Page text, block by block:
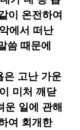
이 온전하여
에서 떠난
씀 때문에
고난 가운
미처 깨닫
운 일에 관해
여 회개한